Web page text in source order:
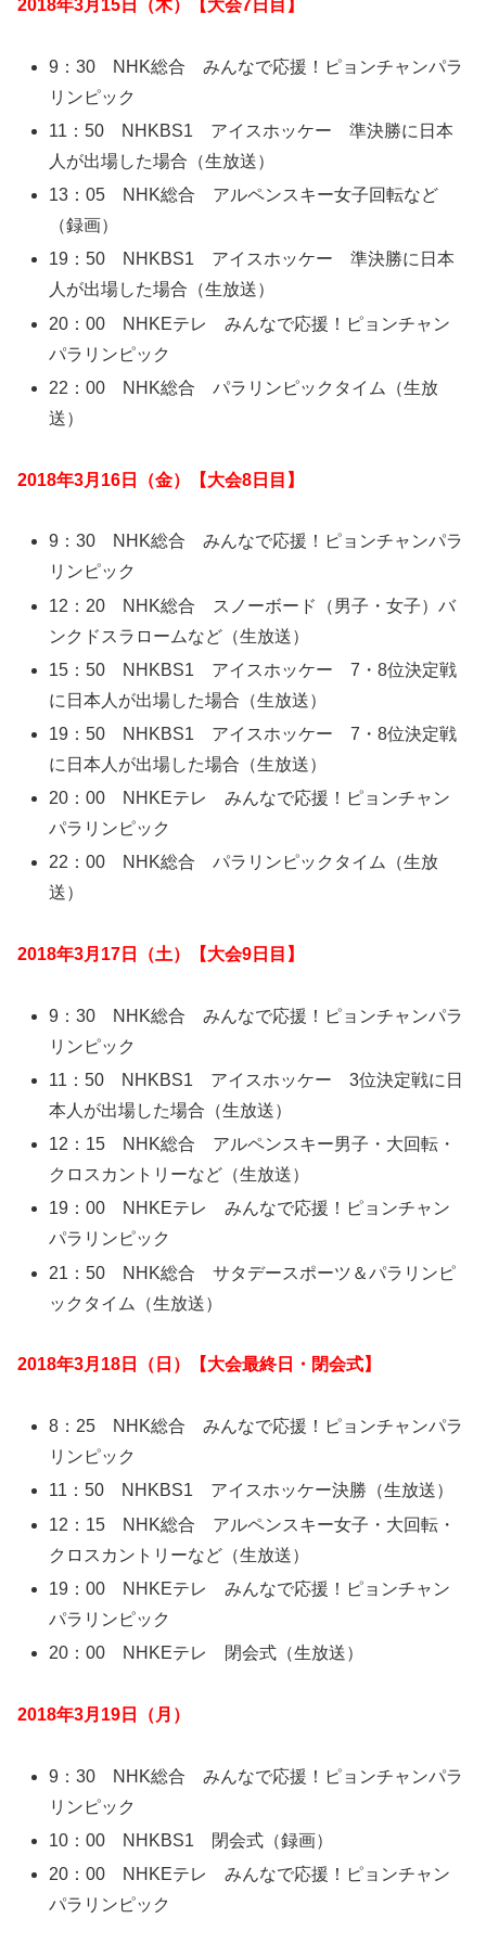
2018年3月15日（木）【大会7日目】
9：30 NHK総合 みんなで応援！ピョンチャンパラ
リンピック
11：50 NHKBS1 アイスホッケー 準決勝に日本
人が出場した場合（生放送）
13：05 NHK総合 アルペンスキー女子回転など
（録画）
19：50 NHKBS1 アイスホッケー 準決勝に日本
人が出場した場合（生放送）
20：00 NHKEテレ みんなで応援！ピョンチャン
パラリンピック
22：00 NHK総合 パラリンピックタイム（生放
送）
2018年3月16日（金）【大会8日目】
9：30 NHK総合 みんなで応援！ピョンチャンパラ
リンピック
12：20 NHK総合 スノーボード（男子・女子）バ
ンクドスラロームなど（生放送）
15：50 NHKBS1 アイスホッケー 7・8位決定戦
に日本人が出場した場合（生放送）
19：50 NHKBS1 アイスホッケー 7・8位決定戦
に日本人が出場した場合（生放送）
20：00 NHKEテレ みんなで応援！ピョンチャン
パラリンピック
22：00 NHK総合 パラリンピックタイム（生放
送）
2018年3月17日（土）【大会9日目】
9：30 NHK総合 みんなで応援！ピョンチャンパラ
リンピック
11：50 NHKBS1 アイスホッケー 3位決定戦に日
本人が出場した場合（生放送）
12：15 NHK総合 アルペンスキー男子・大回転・
クロスカントリーなど（生放送）
19：00 NHKEテレ みんなで応援！ピョンチャン
パラリンピック
21：50 NHK総合 サタデースポーツ＆パラリンピ
ックタイム（生放送）
2018年3月18日（日）【大会最終日・閉会式】
8：25 NHK総合 みんなで応援！ピョンチャンパラ
リンピック
11：50 NHKBS1 アイスホッケー決勝（生放送）
12：15 NHK総合 アルペンスキー女子・大回転・
クロスカントリーなど（生放送）
19：00 NHKEテレ みんなで応援！ピョンチャン
パラリンピック
20：00 NHKEテレ 閉会式（生放送）
2018年3月19日（月）
9：30 NHK総合 みんなで応援！ピョンチャンパラ
リンピック
10：00 NHKBS1 閉会式（録画）
20：00 NHKEテレ みんなで応援！ピョンチャン
パラリンピック